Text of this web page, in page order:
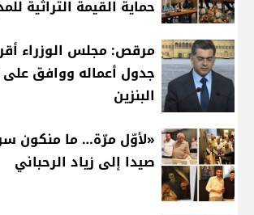
حماية القيمة التراثية
مرقص: مجلس الوزراء
جدول أعماله ووافق
البنزين
«لأوّل مرّة… ما منكون
صيدا إلى زياد الرحباني